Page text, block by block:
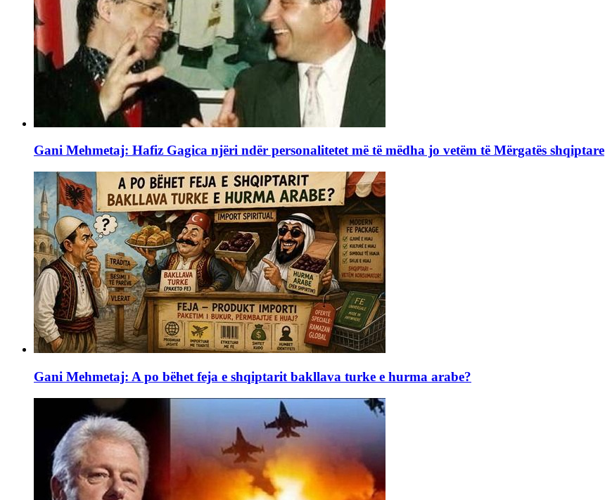
Gani Mehmetaj: Hafiz Gagica njëri ndër personalitetet më të mëdha jo vetëm të Mërgatës shqiptare
Gani Mehmetaj: A po bëhet feja e shqiptarit bakllava turke e hurma arabe?